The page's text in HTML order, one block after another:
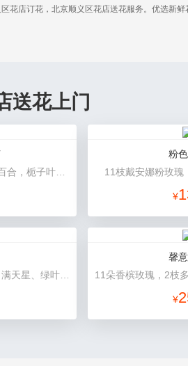
花店订花，北京顺义区花店送花服务。优选新
送花上门
粉
11枝戴安娜粉玫瑰
¥
馨
¥